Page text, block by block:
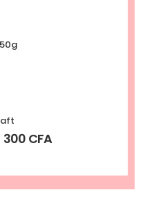
300 CFA